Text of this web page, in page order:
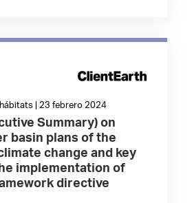
| 23 febrero 2024
Summary) on
basin plans of the
change and key
implementation of
directive